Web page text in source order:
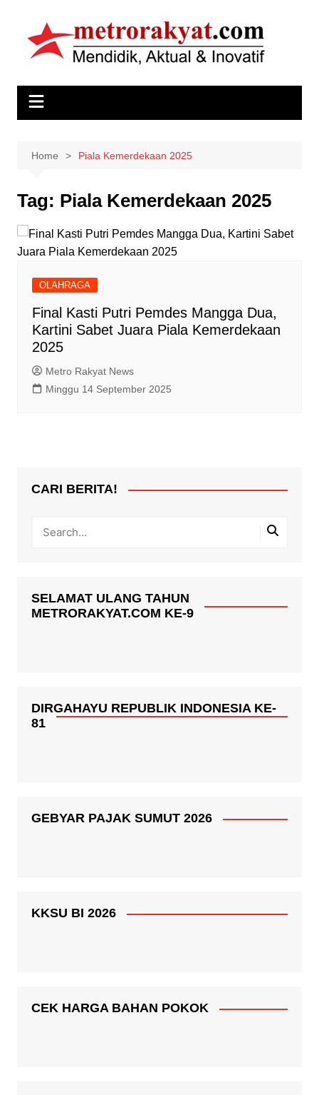
content
Home Piala Kemerdekaan 2025
Tag: Piala Kemerdekaan 2025
OLAHRAGA
Final Kasti Putri Pemdes Mangga Dua,
Kartini Sabet Juara Piala Kemerdekaan
2025
Metro Rakyat News
Minggu 14 September 2025
CARI BERITA!
SELAMAT ULANG TAHUN
METRORAKYAT.COM KE-9
DIRGAHAYU REPUBLIK INDONESIA KE-
81
GEBYAR PAJAK SUMUT 2026
KKSU BI 2026
CEK HARGA BAHAN POKOK